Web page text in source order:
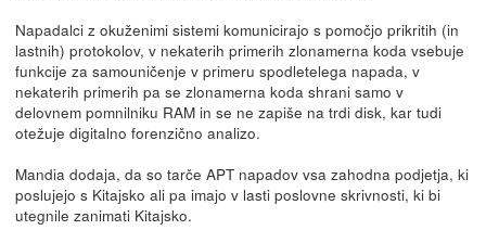
Napadalci z okuženimi sistemi komunicirajo s pomočjo prikritih (in
lastnih) protokolov, v nekaterih primerih zlonamerna koda vsebuje
funkcije za samouničenje v primeru spodletelega napada, v
nekaterih primerih pa se zlonamerna koda shrani samo v
delovnem pomnilniku RAM in se ne zapiše na trdi disk, kar tudi
otežuje digitalno forenzično analizo.
Mandia dodaja, da so tarče APT napadov vsa zahodna podjetja, ki
poslujejo s Kitajsko ali pa imajo v lasti poslovne skrivnosti, ki bi
utegnile zanimati Kitajsko.